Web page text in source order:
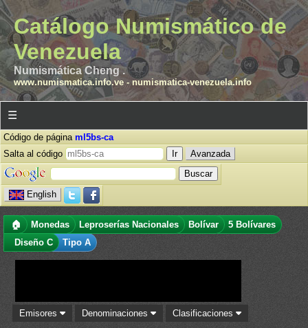
Catálogo Numismático de
Venezuela
Numismática Cheng .
www.numismatica.info.ve- numismatica-venezuela.info
☰
Código de página ml5bs-ca
Salta al código
Avanzada
English
🏠 Monedas Leproserías Nacionales Bolívar
5 Bolívares
Diseño C
Tipo A
Emisores Denominaciones Clasificaciones